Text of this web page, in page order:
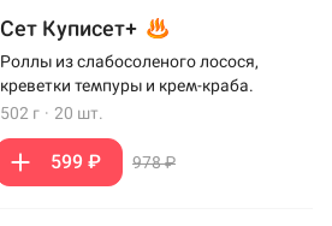
Сет Куписет+
Роллы из слабосоленого лосося,
креветки темпуры и крем-краба.
502 г · 20 шт.
599 ₽ 978 ₽